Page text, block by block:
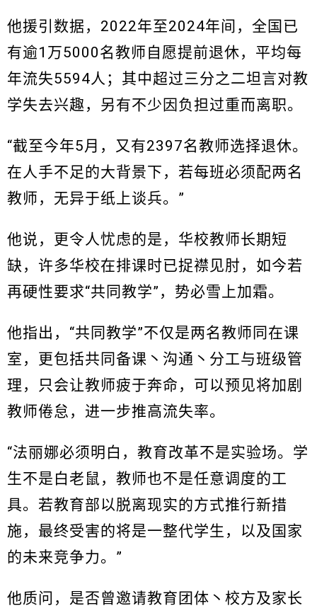
他援引数据，2022年至2024年间，全国已
有逾1万5000名教师自愿提前退休，平均每
年流失5594人；其中超过三分之二坦言对教
学失去兴趣，另有不少因负担过重而离职。
“截至今年5月，又有2397名教师选择退休。
在人手不足的大背景下，若每班必须配两名
教师，无异于纸上谈兵。”
他说，更令人忧虑的是，华校教师长期短
缺，许多华校在排课时已捉襟见肘，如今若
再硬性要求“共同教学”，势必雪上加霜。
他指出，“共同教学”不仅是两名教师同在课
室，更包括共同备课丶沟通丶分工与班级管
理，只会让教师疲于奔命，可以预见将加剧
教师倦怠，进一步推高流失率。
“法丽娜必须明白，教育改革不是实验场。学
生不是白老鼠，教师也不是任意调度的工
具。若教育部以脱离现实的方式推行新措
施，最终受害的将是一整代学生，以及国家
的未来竞争力。”
他质问，是否曾邀请教育团体丶校方及家长